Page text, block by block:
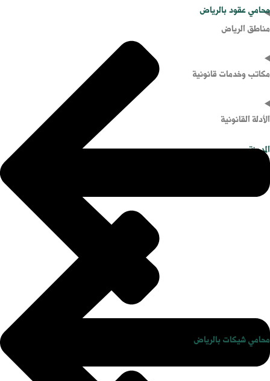
محامي عقود بالرياض
محامي شيكات بالرياض
مناطق الرياض
مكاتب وخدمات قانونية
الأدلة القانونية
المدونة
من نحن